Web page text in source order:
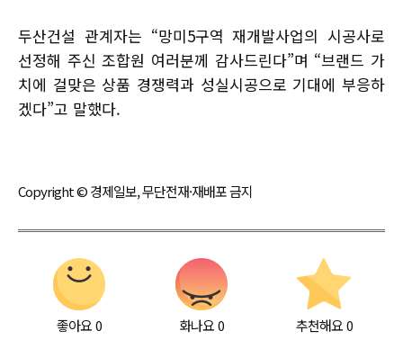
두산건설 관계자는 “망미5구역 재개발사업의 시공사로
선정해 주신 조합원 여러분께 감사드린다”며 “브랜드 가
치에 걸맞은 상품 경쟁력과 성실시공으로 기대에 부응하
겠다”고 말했다.
Copyright © 경제일보, 무단전재·재배포 금지
좋아요0 화나요0 추천해요 0